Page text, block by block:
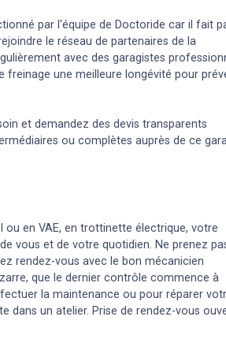
par l'équipe de Doctoride car il fait
le réseau de partenaires de la
avec des garagistes
une meilleure longévité pour
et demandez des devis transparents
ou complètes auprès de ce
en VAE, en trottinette électrique, votre
vous et de votre quotidien. Ne prenez
rendez-vous avec le bon mécanicien
que le dernier contrôle commence à
la maintenance ou pour réparer
dans un atelier. Prise de rendez-vous